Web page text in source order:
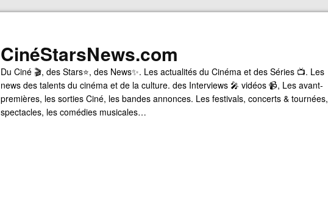
CinéStarsNews.com
Du Ciné 🎬, des Stars⭐, des News✨. Les actualités du Cinéma et des Séries 📺. Les
news des talents du cinéma et de la culture. des Interviews 🎤 vidéos 📹, Les avant-
premières, les sorties Ciné, les bandes annonces. Les festivals, concerts & tournées,
spectacles, les comédies musicales…